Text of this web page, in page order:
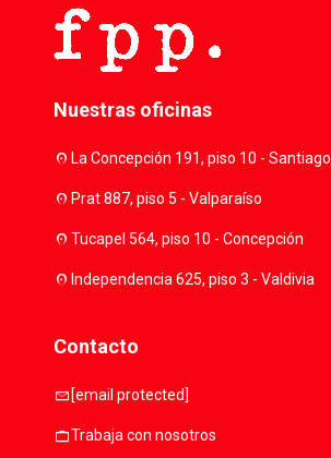
Nuestras oficinas
location_onLa Concepción 191, piso 10 - Santiago
location_onPrat 887, piso 5 - Valparaíso
location_onTucapel 564, piso 10 - Concepción
location_onIndependencia 625, piso 3 - Valdivia
Contacto
mail [email protected]
workTrabaja con nosotros